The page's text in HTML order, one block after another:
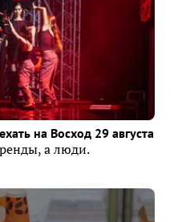
на Восход 29 августа
а люди.